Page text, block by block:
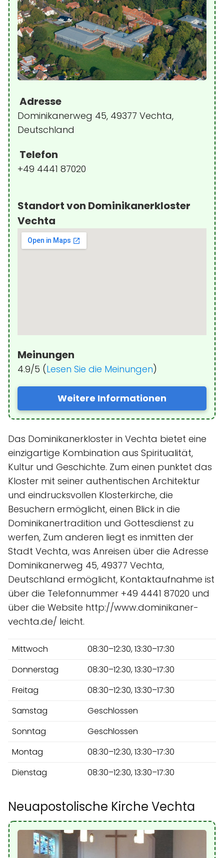
Adresse
Dominikanerweg 45, 49377 Vechta,
Deutschland
Telefon
+49 4441 87020
Standort von Dominikanerkloster
Vechta
Meinungen
4.9/5 (Lesen Sie die Meinungen)
Weitere Informationen
Das Dominikanerkloster in Vechta bietet eine
einzigartige Kombination aus Spiritualität,
Kultur und Geschichte. Zum einen punktet das
Kloster mit seiner authentischen Architektur
und eindrucksvollen Klosterkirche, die
Besuchern ermöglicht, einen Blick in die
Dominikanertradition und Gottesdienst zu
werfen, Zum anderen liegt es inmitten der
Stadt Vechta, was Anreisen über die Adresse
Dominikanerweg 45, 49377 Vechta,
Deutschland ermöglicht, Kontaktaufnahme ist
über die Telefonnummer +49 4441 87020 und
über die Website http://www.dominikaner-
vechta.de/ leicht.
Mittwoch
08:30–12:30, 13:30–17:30
Donnerstag
08:30–12:30, 13:30–17:30
Freitag
08:30–12:30, 13:30–17:30
Samstag
Geschlossen
Sonntag
Geschlossen
Montag
08:30–12:30, 13:30–17:30
Dienstag
08:30–12:30, 13:30–17:30
Neuapostolische Kirche Vechta